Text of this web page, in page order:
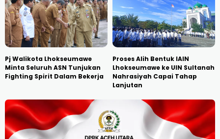
Pj Walikota Lhokseumawe
Minta Seluruh ASN Tunjukan
Fighting Spirit Dalam Bekerja
Proses Alih Bentuk IAIN
Lhokseumawe ke UIN Sultanah
Nahrasiyah Capai Tahap
Lanjutan